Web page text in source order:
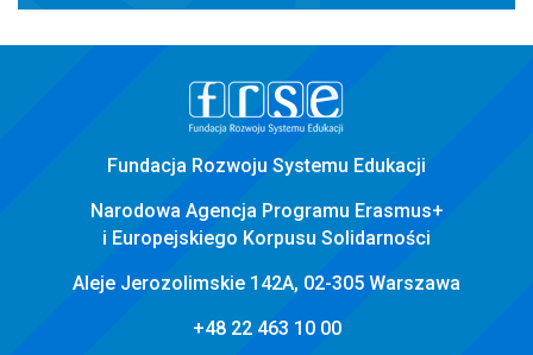
Fundacja Rozwoju Systemu Edukacji
Narodowa Agencja Programu Erasmus+
i Europejskiego Korpusu Solidarności
Aleje Jerozolimskie 142A, 02-305 Warszawa
+48 22 463 10 00